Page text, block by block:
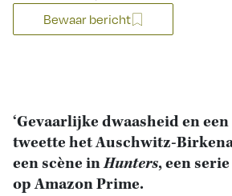
Bewaar bericht
‘Gevaarlijke dwaasheid en
tweette het Auschwitz-
een scène inHunters, een
op Amazon Prime.